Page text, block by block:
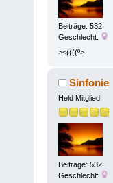
Beiträge: 532
Geschlecht:
><((((º>
Sinfonie
Held Mitglied
Beiträge: 532
Geschlecht: